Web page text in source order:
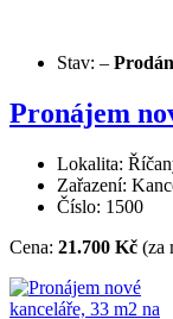
Stav: –
Pronájem
Lokalita:
Zařazení:
Číslo: 1500
Cena: 21.700 Kč (za